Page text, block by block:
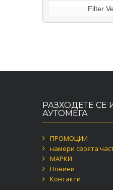
РАЗХОДЕТЕ СЕ
АУТОМЕГА
ПРОМОЦИИ
намери своята
МАРКИ
Новини
Контакти